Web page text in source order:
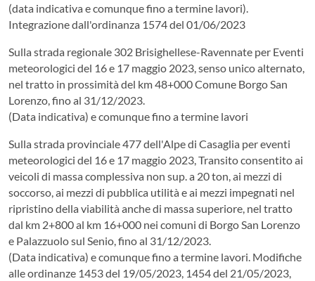
(data indicativa e comunque fino a termine lavori).
Integrazione dall'ordinanza 1574 del 01/06/2023
Sulla strada regionale 302 Brisighellese-Ravennate per Eventi
meteorologici del 16 e 17 maggio 2023, senso unico alternato,
nel tratto in prossimità del km 48+000 Comune Borgo San
Lorenzo, fino al 31/12/2023.
(Data indicativa) e comunque fino a termine lavori
Sulla strada provinciale 477 dell'Alpe di Casaglia per eventi
meteorologici del 16 e 17 maggio 2023, Transito consentito ai
veicoli di massa complessiva non sup. a 20 ton, ai mezzi di
soccorso, ai mezzi di pubblica utilità e ai mezzi impegnati nel
ripristino della viabilità anche di massa superiore, nel tratto
dal km 2+800 al km 16+000 nei comuni di Borgo San Lorenzo
e Palazzuolo sul Senio, fino al 31/12/2023.
(Data indicativa) e comunque fino a termine lavori. Modifiche
alle ordinanze 1453 del 19/05/2023, 1454 del 21/05/2023,